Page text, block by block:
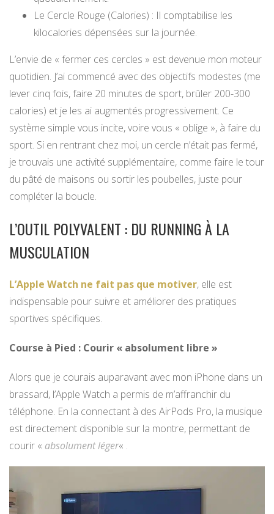
Le Cercle Rouge (Calories) : Il comptabilise les
kilocalories dépensées sur la journée.
L’envie de « fermer ces cercles » est devenue mon moteur
quotidien. J’ai commencé avec des objectifs modestes (me
lever cinq fois, faire 20 minutes de sport, brûler 200-300
calories) et je les ai augmentés progressivement. Ce
système simple vous incite, voire vous « oblige », à faire du
sport. Si en rentrant chez moi, un cercle n’était pas fermé,
je trouvais une activité supplémentaire, comme faire le tour
du pâté de maisons ou sortir les poubelles, juste pour
compléter la boucle.
L’OUTIL POLYVALENT : DU RUNNING À LA
MUSCULATION
L’Apple Watch ne fait pas que motiver, elle est
indispensable pour suivre et améliorer des pratiques
sportives spécifiques.
Course à Pied : Courir « absolument libre »
Alors que je courais auparavant avec mon iPhone dans un
brassard, l’Apple Watch a permis de m’affranchir du
téléphone. En la connectant à des AirPods Pro, la musique
est directement disponible sur la montre, permettant de
courir « absolument léger« .